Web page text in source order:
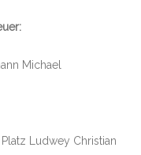
Michael
Platz Ludwey Christian